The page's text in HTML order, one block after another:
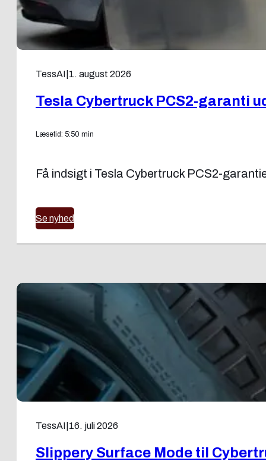
TessAI 1. august 2026
Tesla Cybertruck PCS2-garanti
Læsetid: 5:50 min
Få indsigt i Tesla Cybertruck PCS2-
Se nyhed
TessAI 16. juli 2026
Slippery Surface Mode til